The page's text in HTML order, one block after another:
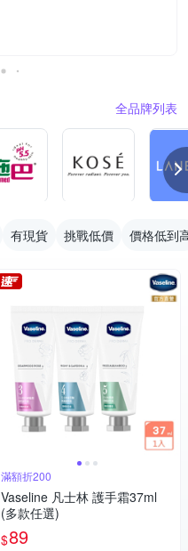
全品牌列表
有現貨 挑戰低價 價格低到
滿額折200
Vaseline 凡士林 護手霜37ml
(多款任選)
$89